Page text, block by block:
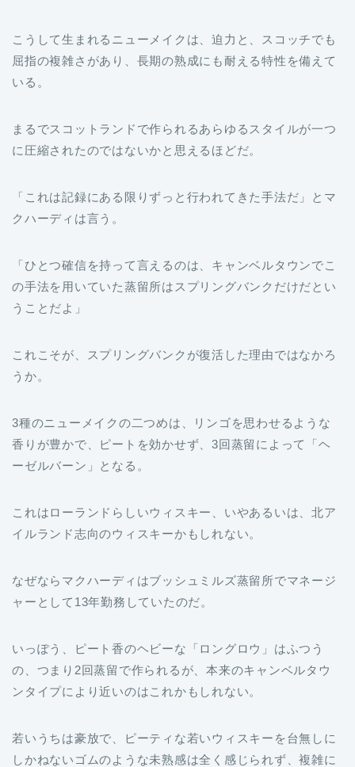
こうして生まれるニューメイクは、迫力と、スコッチでも
屈指の複雑さがあり、長期の熟成にも耐える特性を備えて
いる。
まるでスコットランドで作られるあらゆるスタイルが一つ
に圧縮されたのではないかと思えるほどだ。
「これは記録にある限りずっと行われてきた手法だ」とマ
クハーディは言う。
「ひとつ確信を持って言えるのは、キャンベルタウンでこ
の手法を用いていた蒸留所はスプリングバンクだけだとい
うことだよ」
これこそが、スプリングバンクが復活した理由ではなかろ
うか。
3種のニューメイクの二つめは、リンゴを思わせるような
香りが豊かで、ピートを効かせず、3回蒸留によって「ヘ
ーゼルバーン」となる。
これはローランドらしいウィスキー、いやあるいは、北ア
イルランド志向のウィスキーかもしれない。
なぜならマクハーディはブッシュミルズ蒸留所でマネージ
ャーとして13年勤務していたのだ。
いっぽう、ピート香のヘビーな「ロングロウ」はふつう
の、つまり2回蒸留で作られるが、本来のキャンベルタウ
ンタイプにより近いのはこれかもしれない。
若いうちは豪放で、ピーティな若いウィスキーを台無しに
しかねないゴムのような未熟感は全く感じられず、複雑に